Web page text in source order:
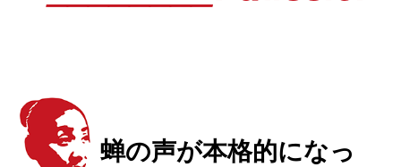
蝉の声が本格的になっ